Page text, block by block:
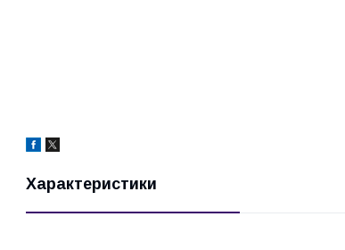
Характеристики